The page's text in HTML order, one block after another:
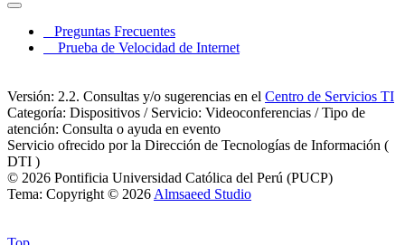
Preguntas Frecuentes
Prueba de Velocidad de Internet
Versión: 2.2. Consultas y/o sugerencias en el Centro de Servicios TI
Categoría: Dispositivos / Servicio: Videoconferencias / Tipo de
atención: Consulta o ayuda en evento
Servicio ofrecido por la Dirección de Tecnologías de Información (
DTI )
© 2026 Pontificia Universidad Católica del Perú (PUCP)
Tema: Copyright © 2026 Almsaeed Studio